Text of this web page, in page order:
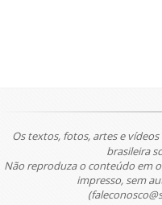
Os textos, fotos, artes e
brasileira
Não reproduza o conteúdo em
impresso, sem